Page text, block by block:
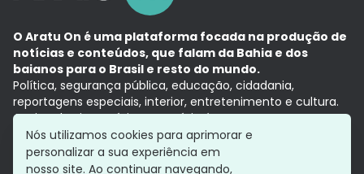
O Aratu On é uma plataforma focada na produção de
notícias e conteúdos, que falam da Bahia e dos
baianos para o Brasil e resto do mundo.
Política, segurança pública, educação, cidadania,
reportagens especiais, interior, entretenimento e cultura.
Aqui, tudo vira notícia e a notícia é no tempo presente,
com a credibilidade do Grupo Aratu.
Grupo Aratu
Política de privacidade
Nós utilizamos cookies para aprimorar e
personalizar a sua experiência em
nosso site. Ao continuar navegando,